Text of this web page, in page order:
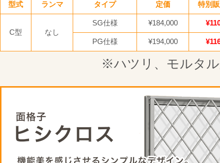
型式 ランマ タイプ 定価 特別
C型 なし
SG仕様 ¥184,000
PG仕様 ¥194,000
※ハツリ、モルタ